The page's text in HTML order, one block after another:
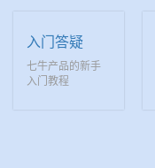
入门答疑
七牛产品的新手
入门教程